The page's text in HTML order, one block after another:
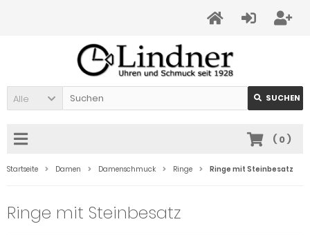
Alle SUCHEN
( 0)
Startseite Damen Damenschmuck Ringe Ringe mit Steinbesatz
Ringe mit Steinbesatz